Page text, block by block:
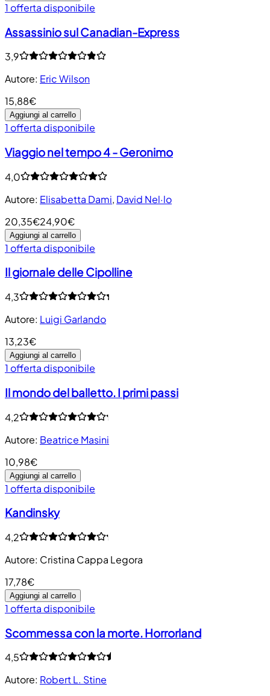
1 offerta disponibile
Assassinio sul Canadian-Express
3,9
Autore: Eric Wilson
15,88€
Aggiungi al carrello
1 offerta disponibile
Viaggio nel tempo 4 - Geronimo
4,0
Autore: Elisabetta Dami, David Nel·lo
20,35€24,90€
Aggiungi al carrello
1 offerta disponibile
Il giornale delle Cipolline
4,3
Autore: Luigi Garlando
13,23€
Aggiungi al carrello
1 offerta disponibile
Il mondo del balletto. I primi passi
4,2
Autore: Beatrice Masini
10,98€
Aggiungi al carrello
1 offerta disponibile
Kandinsky
4,2
Autore: Cristina Cappa Legora
17,78€
Aggiungi al carrello
1 offerta disponibile
Scommessa con la morte. Horrorland
4,5
Autore: Robert L. Stine